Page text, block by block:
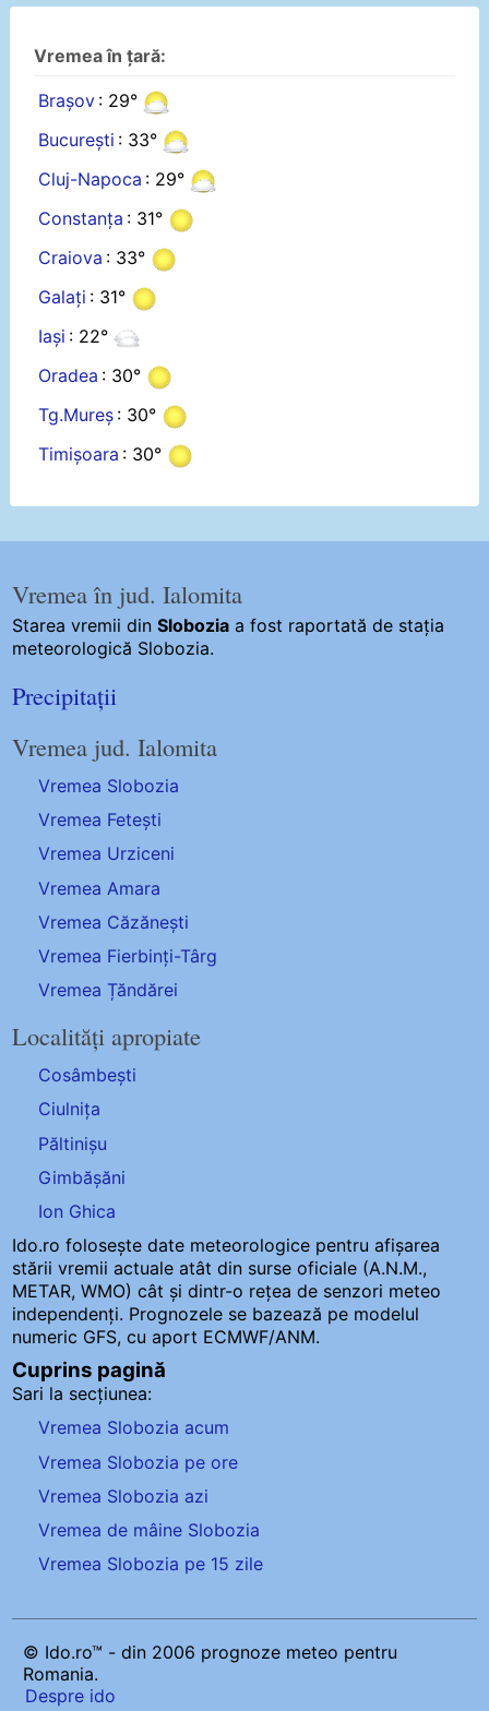
Vremea în țară:
Brașov : 29°
București : 33°
Cluj-Napoca : 29°
Constanța : 31°
Craiova : 33°
Galați : 31°
Iași : 22°
Oradea : 30°
Tg.Mureș : 30°
Timișoara : 30°
Vremea în jud. Ialomita
Starea vremii dinSlobozia a fost raportată de stația
meteorologică Slobozia.
Precipitații
Vremea jud. Ialomita
Vremea Slobozia
Vremea Fetești
Vremea Urziceni
Vremea Amara
Vremea Căzănești
Vremea Fierbinți-Târg
Vremea Țăndărei
Localități apropiate
Cosâmbești
Ciulnița
Păltinișu
Gimbășăni
Ion Ghica
Ido.ro folosește date meteorologice pentru afișarea
stării vremii actuale atât din surse oficiale (A.N.M.,
METAR, WMO) cât și dintr-o rețea de senzori meteo
independenți. Prognozele se bazează pe modelul
numeric GFS, cu aport ECMWF/ANM.
Cuprins pagină
Sari la secțiunea:
Vremea Slobozia acum
Vremea Slobozia pe ore
Vremea Slobozia azi
Vremea de mâine Slobozia
Vremea Slobozia pe 15 zile
© Ido.ro™ - din 2006 prognoze meteo pentru
Romania.
Despre ido